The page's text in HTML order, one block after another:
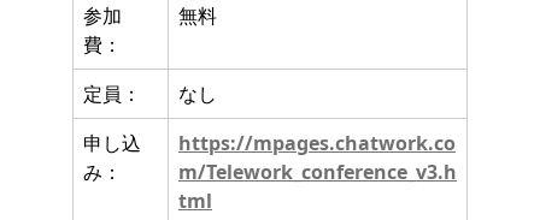
参加
費：
無料
定員：
なし
申し込
み：
https://mpages.chatwork.co
m/Telework_conference_v3.h
tml